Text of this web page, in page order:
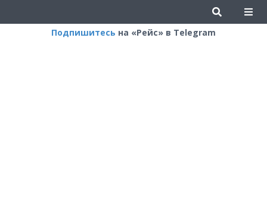
Подпишитесь на «Рейс» в Telegram